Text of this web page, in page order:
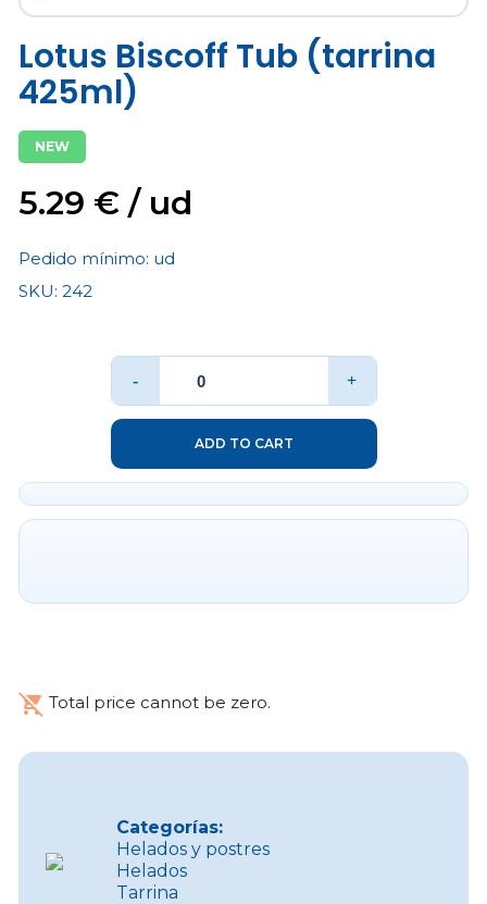
Lotus Biscoff Tub (tarrina
425ml)
NEW
5.29 € / ud
Pedido mínimo: ud
SKU: 242
- +
remove_shopping_cart Total price cannot be zero.
ADD TO CART
Categorías:
Helados y postres
Helados
Tarrina